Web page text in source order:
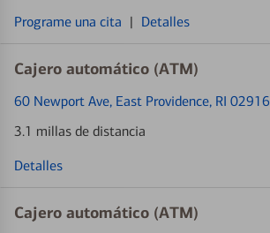
Programe una cita | Detalles
Cajero automático (ATM)
60 Newport Ave, East Providence, RI 02916
3.1 millas de distancia
Detalles
Cajero automático (ATM)